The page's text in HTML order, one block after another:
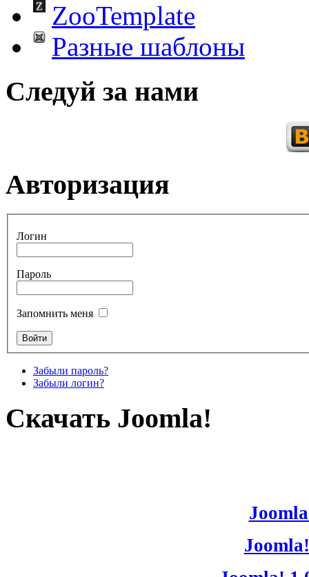
ZooTemplate
Разные шаблоны
Следуй за нами
Авторизация
Логин
Пароль
Запомнить меня
Забыли пароль?
Забыли логин?
Скачать Joomla!